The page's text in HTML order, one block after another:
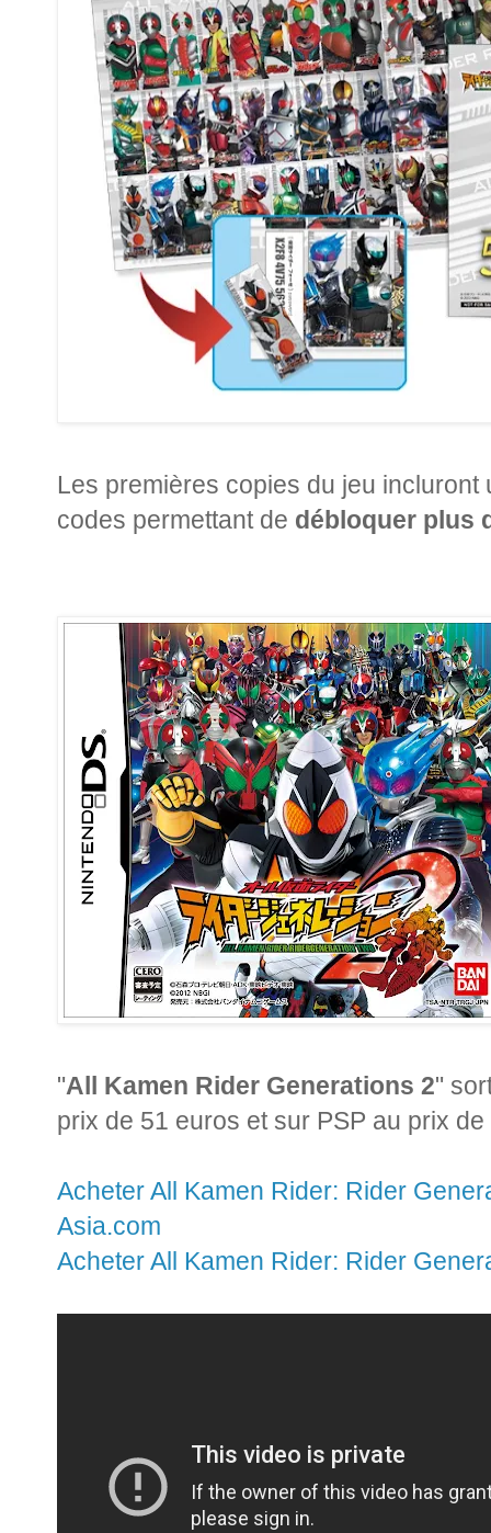
Les premières copies du jeu
codes permettant de débloquer plus
"All Kamen Rider Generations 2"
prix de 51 euros et sur PSP au prix
Acheter All Kamen Rider: Rider
Asia.com
Acheter All Kamen Rider: Rider